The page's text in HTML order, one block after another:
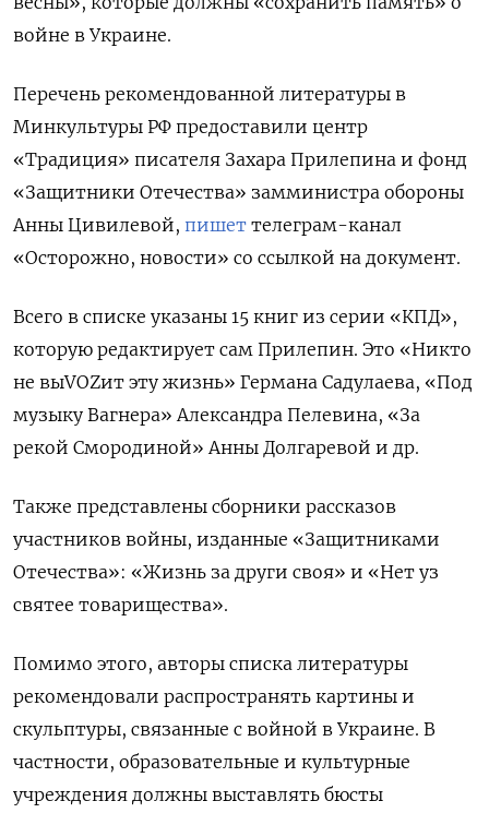
войне в Украине.
Перечень рекомендованной литературы в
Минкультуры РФ предоставили центр
«Традиция» писателя Захара Прилепина и фонд
«Защитники Отечества» замминистра обороны
Анны Цивилевой, пишет телеграм-канал
«Осторожно, новости» со ссылкой на документ.
Всего в списке указаны 15 книг из серии «КПД»,
которую редактирует сам Прилепин. Это «Никто
не выVOZит эту жизнь» Германа Садулаева, «Под
музыку Вагнера» Александра Пелевина, «За
рекой Смородиной» Анны Долгаревой и др.
Также представлены сборники рассказов
участников войны, изданные «Защитниками
Отечества»: «Жизнь за други своя» и «Нет уз
святее товарищества».
Помимо этого, авторы списка литературы
рекомендовали распространять картины и
скульптуры, связанные с войной в Украине. В
частности, образовательные и культурные
учреждения должны выставлять бюсты